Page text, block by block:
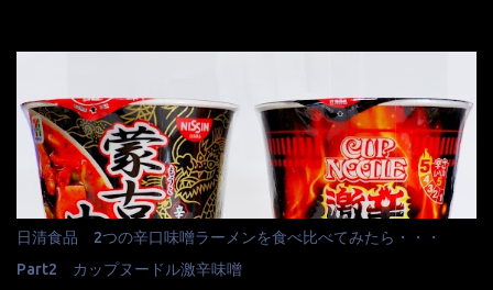
く行きましたねぇ～ だからタイ料理屋さんには、辛味剤・酢・ナ
いた）が料理に必ず付いてきたものです。 でも流石にファミレ
スでは・・・それは無いね！残念だ～ 今回はすかいらーくグルー
プで、タイ料理をどの様に再現して提供しているか？を見るだけ
だなぁ～ 因みにガパオ＝ホーリーバジルなのです。 肉は通常チ
キンが多く豚や牛もあります。 肉は挽肉みたいなミンチではな
く、粗挽きの肉になるんです。 それに現地バンコクでは、卵は固
焼きが本来です。 今回はほぼ全熟の目玉焼きで、これは日本風
ている訳で何故に敢えて本商品をリリースするの？ 確かに販売価
格は、緑のたぬきの実売は108円位で、ごつ盛り天ぷらそばは98円
でした。 殆ど変わらないじゃないか！？ そこで何が違うか・・・
メーカーHPから情報を得てみた。 ■原材料 比較（相手に含まれ
て居ない物質を赤色） ☆緑のたぬき 油揚げめん(小麦粉(国内製
造)、そば粉、植物油脂、植物性たん白、食塩、とろろ芋、卵白)、
かやく(小えびてんぷら、 かまぼこ )、添付調味料(砂糖、食塩、し
ょうゆ、魚介エキス、たん白加水分解物、香辛料、ねぎ、香味油
日清食品 2つの辛口味噌ラーメンを食べ比べてみたら・・・
Part2 カップヌードル激辛味噌